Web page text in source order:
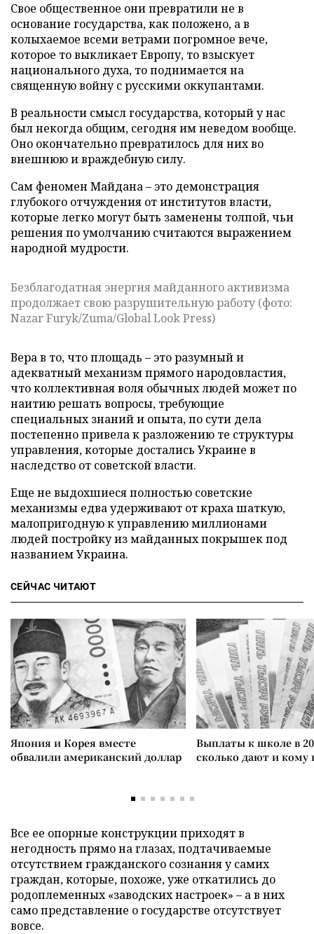
Свое общественное они превратили не в
основание государства, как положено, а в
колыхаемое всеми ветрами погромное вече,
которое то выкликает Европу, то взыскует
национального духа, то поднимается на
священную войну с русскими оккупантами.
В реальности смысл государства, который у нас
был некогда общим, сегодня им неведом вообще.
Оно окончательно превратилось для них во
внешнюю и враждебную силу.
Сам феномен Майдана – это демонстрация
глубокого отчуждения от институтов власти,
которые легко могут быть заменены толпой, чьи
решения по умолчанию считаются выражением
народной мудрости.
Безблагодатная энергия майданного активизма
продолжает свою разрушительную работу (фото:
Nazar Furyk/Zuma/Global Look Press)
Вера в то, что площадь – это разумный и
адекватный механизм прямого народовластия,
что коллективная воля обычных людей может по
наитию решать вопросы, требующие
специальных знаний и опыта, по сути дела
постепенно привела к разложению те структуры
управления, которые достались Украине в
наследство от советской власти.
Еще не выдохшиеся полностью советские
механизмы едва удерживают от краха шаткую,
малопригодную к управлению миллионами
людей постройку из майданных покрышек под
названием Украина.
СЕЙЧАС ЧИТАЮТ
Япония и Корея вместе
обвалили американский доллар
Выплаты к школе в
сколько дают и
Все ее опорные конструкции приходят в
негодность прямо на глазах, подтачиваемые
отсутствием гражданского сознания у самих
граждан, которые, похоже, уже откатились до
родоплеменных «заводских настроек» – а в них
само представление о государстве отсутствует
вовсе.